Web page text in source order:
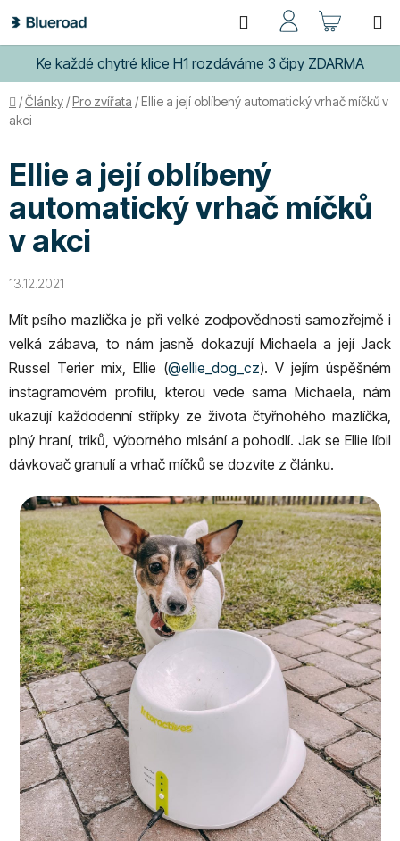
na
obsah
Ke každé chytré klice H1 rozdáváme 3 čipy ZDARMA
Hledat
KOŠÍK
Domů
/Články /Pro zvířata /Ellie a její oblíbený automatický vrhač míčků v
akci
Ellie a její oblíbený
automatický vrhač míčků
v akci
13.12.2021
Mít psího mazlíčka je při velké zodpovědnosti samozřejmě i
velká zábava, to nám jasně dokazují Michaela a její Jack
Russel Terier mix, Ellie (@ellie_dog_cz). V jejím úspěšném
instagramovém profilu, kterou vede sama Michaela, nám
ukazují každodenní střípky ze života čtyřnohého mazlíčka,
plný hraní, triků, výborného mlsání a pohodlí. Jak se Ellie líbil
dávkovač granulí a vrhač míčků se dozvíte z článku.